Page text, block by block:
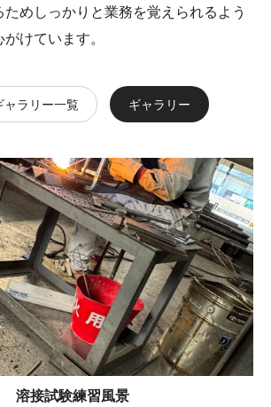
めしっかりと業務を覚えられるよう
けています。
ャラリー一覧 ギャラリー
溶接試験練習風景